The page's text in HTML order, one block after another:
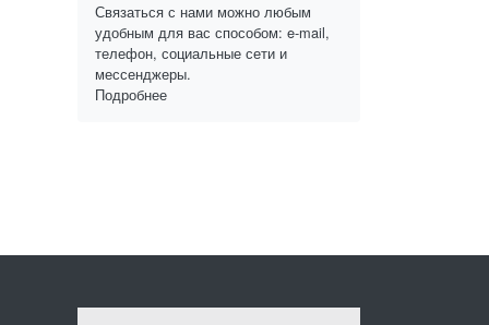
Связаться с нами можно любым
удобным для вас способом: e-mail,
телефон, социальные сети и
мессенджеры.
Подробнее